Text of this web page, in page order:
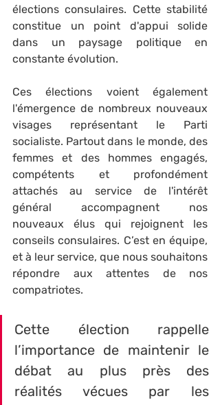
élections consulaires. Cette stabilité
constitue un point d'appui solide
dans un paysage politique en
constante évolution.
Ces élections voient également
l'émergence de nombreux nouveaux
visages représentant le Parti
socialiste. Partout dans le monde, des
femmes et des hommes engagés,
compétents et profondément
attachés au service de l'intérêt
général accompagnent nos
nouveaux élus qui rejoignent les
conseils consulaires. C’est en équipe,
et à leur service, que nous souhaitons
répondre aux attentes de nos
compatriotes.
Cette élection rappelle
l’importance de maintenir le
débat au plus près des
réalités vécues par les